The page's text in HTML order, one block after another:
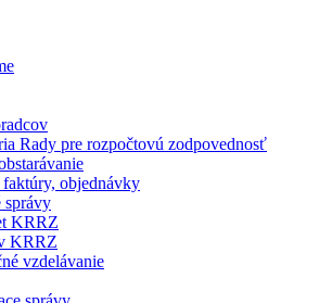
Rady pre rozpočtovú zodpovednosť
objednávky
správy
KRRZ
KRRZ
vzdelávanie